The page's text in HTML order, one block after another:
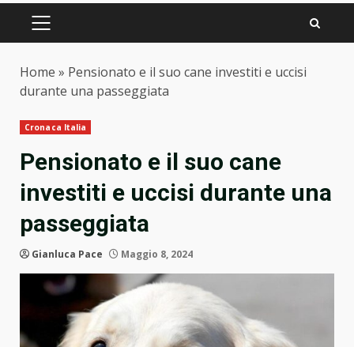
PRIMARY
Home » Pensionato e il suo cane investiti e uccisi
durante una passeggiata
Cronaca Italia
Pensionato e il suo cane
investiti e uccisi durante una
passeggiata
Gianluca Pace Maggio 8, 2024